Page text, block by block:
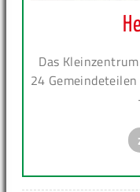
Das
24